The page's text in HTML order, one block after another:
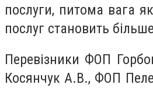
послуги, питома вага
послуг становить
Перевізники ФОП
Косянчук А.В., ФОП